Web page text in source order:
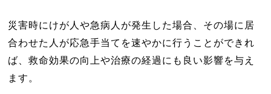
災害時にけが人や急病人が発生した場合、その場に居
合わせた人が応急手当てを速やかに行うことができれ
ば、救命効果の向上や治療の経過にも良い影響を与え
ます。